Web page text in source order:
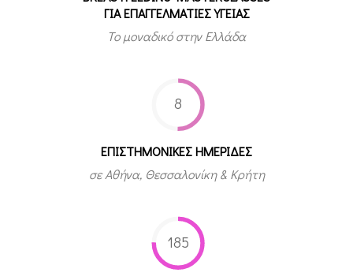
ΓΙΑ ΕΠΑΓΓΕΛΜΑΤΙΕΣ ΥΓΕΙΑΣ
Το μοναδικό στην Ελλάδα
8
ΕΠΙΣΤΗΜΟΝΙΚΕΣ ΗΜΕΡΙΔΕΣ
σε Αθήνα, Θεσσαλονίκη & Κρήτη
185